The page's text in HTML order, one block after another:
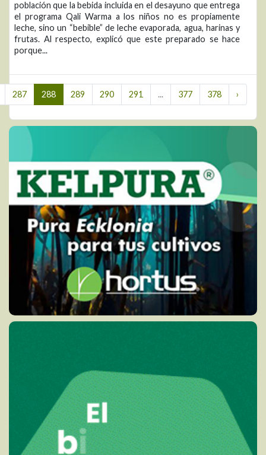
población que la bebida incluida en el desayuno que entrega
el programa Qali Warma a los niños no es propiamente
leche, sino un “bebible” de leche evaporada, agua, harinas y
frutas. Al respecto, explicó que este preparado se hace
porque...
287 288 289 290 291 ... 377 378 ›